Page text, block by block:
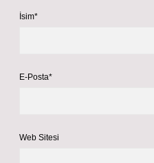
İsim*
E-Posta*
Web Sitesi